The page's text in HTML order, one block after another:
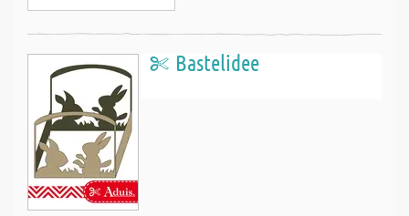
Bastelidee